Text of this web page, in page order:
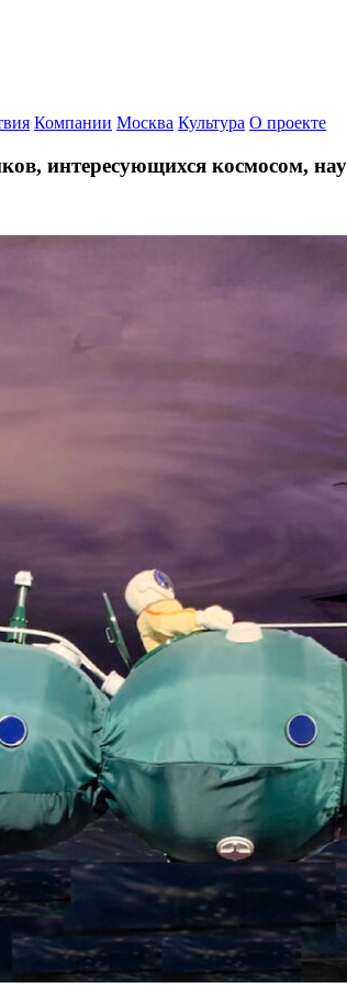
Компании Москва Культура О проекте
интересующихся космосом,